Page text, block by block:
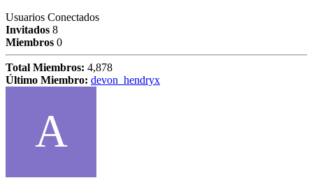
Usuarios Conectados
Invitados 8
Miembros 0
Total Miembros: 4,878
Último Miembro: devon_hendryx
A